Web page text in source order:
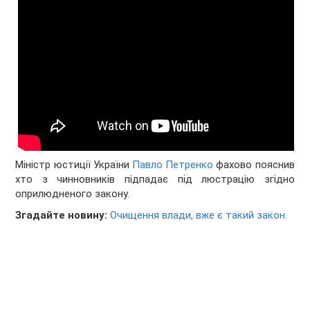
Міністр юстиції України Павло Петренко фахово пояснив
хто з чинновників підпадає під люстрацію згідно
оприлюдненого закону.
Згадайте новину: Очищення влади, вже є такий закон.